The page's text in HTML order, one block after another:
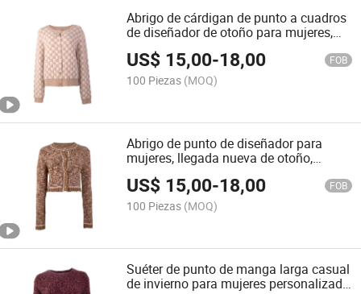
Abrigo de cárdigan de punto a cuadros
de diseñador de otoño para mujeres,
cuello redondo, personalizado por OEM
US$ 15,00-18,00 FOB
100 Piezas (MOQ)
Abrigo de punto de diseñador para
mujeres, llegada nueva de otoño,
personalizado por OEM
US$ 15,00-18,00 FOB
100 Piezas (MOQ)
Suéter de punto de manga larga casual
de invierno para mujeres personalizado